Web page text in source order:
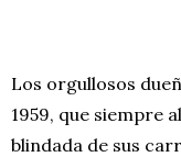
Los orgullosos
1959, que siempre
blindada de sus